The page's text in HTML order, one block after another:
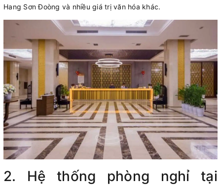
Hang Sơn Đoòng và nhiều giá trị văn hóa khác.
2. Hệ thống phòng nghỉ tại